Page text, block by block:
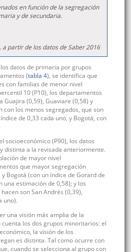
en función de la segregación
y de secundaria.
partir de los datos de Saber 2016
datos de primaria por grupos
(tabla 4), se identifica que
con familias de menor nivel
10 (P10), los departamentos
Guajira (0,59), Guaviare (0,58) y
con los menos segregados, que son
de 0,33 cada uno, y Bogotá, con
socioeconómico (P90), los datos
distinta a la revisada anteriormente.
de mayor nivel
que mayor segregación
Bogotá (con un índice de Gorard de
una estimación de 0,58); y los
son San Andrés (0,39),
uno).
una visión más amplia de la
los dos grupos minoritarios: el
la visión de los
es distinta. Tal como ocurre con
cuando se selecciona al grupo con